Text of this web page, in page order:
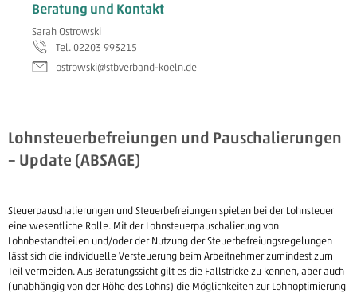
Beratung und Kontakt
Sarah Ostrowski
Tel. 02203 993215
ostrowski@stbverband-koeln.de
Lohnsteuerbefreiungen und Pauschalierungen
– Update (ABSAGE)
Steuerpauschalierungen und Steuerbefreiungen spielen bei der Lohnsteuer
eine wesentliche Rolle. Mit der Lohnsteuerpauschalierung von
Lohnbestandteilen und/oder der Nutzung der Steuerbefreiungsregelungen
lässt sich die individuelle Versteuerung beim Arbeitnehmer zumindest zum
Teil vermeiden. Aus Beratungssicht gilt es die Fallstricke zu kennen, aber auch
(unabhängig von der Höhe des Lohns) die Möglichkeiten zur Lohnoptimierung